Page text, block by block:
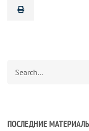
ПОСЛЕДНИЕ